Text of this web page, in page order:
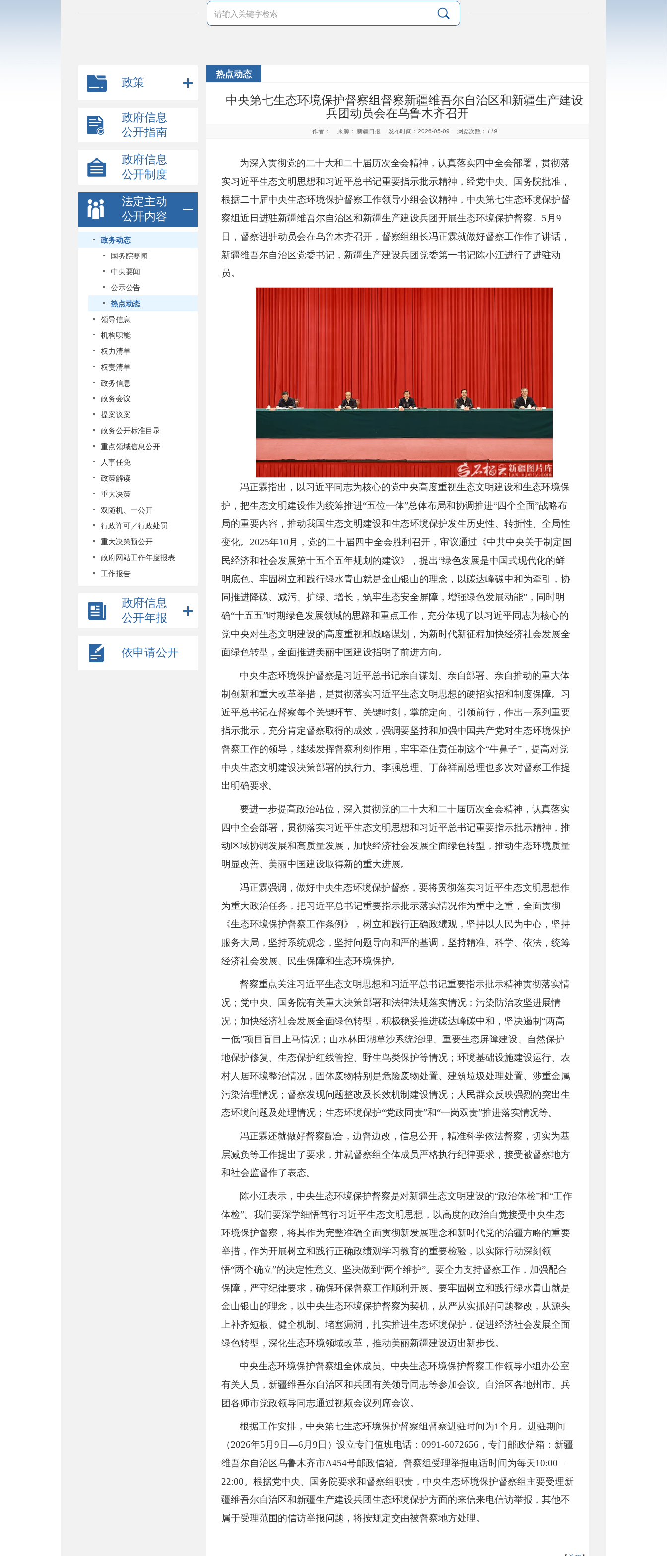
政策
政府信息
公开指南
政府信息
公开制度
法定主动
公开内容
政务动态
国务院要闻
中央要闻
公示公告
热点动态
领导信息
机构职能
权力清单
权责清单
政务信息
政务会议
提案议案
政务公开标准目录
重点领域信息公开
人事任免
政策解读
重大决策
双随机、一公开
行政许可／行政处罚
重大决策预公开
政府网站工作年度报表
工作报告
政府信息
公开年报
依申请公开
热点动态
中央第七生态环境保护督察组督察新疆维吾尔自治区和新疆生产建设
兵团动员会在乌鲁木齐召开
作者： 来源： 新疆日报 发布时间：2026-05-09 浏览次数： 119
为深入贯彻党的二十大和二十届历次全会精神，认真落实四中全会部署，贯彻落
实习近平生态文明思想和习近平总书记重要指示批示精神，经党中央、国务院批准，
根据二十届中央生态环境保护督察工作领导小组会议精神，中央第七生态环境保护督
察组近日进驻新疆维吾尔自治区和新疆生产建设兵团开展生态环境保护督察。5月9
日，督察进驻动员会在乌鲁木齐召开，督察组组长冯正霖就做好督察工作作了讲话，
新疆维吾尔自治区党委书记， 新疆生产建设兵团党委第一书记陈小江进行了进驻动
员。
冯正霖指出，以习近平同志为核心的党中央高度重视生态文明建设和生态环境保
护，把生态文明建设作为统筹推进“五位一体”总体布局和协调推进“四个全面”战略布
局的重要内容，推动我国生态文明建设和生态环境保护发生历史性、转折性、全局性
变化。2025年10月， 党的二十届四中全会胜利召开 ，审议通过《中共中央关于制定国
民经济和社会发展第十五个五年规划的建议》，提出“绿色发展是中国式现代化的鲜
明底色。牢固树立和践行绿水青山就是金山银山的理念，以碳达峰碳中和为牵引，协
同推进降碳、减污、扩绿、增长，筑牢生态安全屏障，增强绿色发展动能”，同时明
确“十五五”时期绿色发展领域的思路和重点工作，充分体现了以习近平同志为核心的
党中央对生态文明建设的高度重视和战略谋划，为新时代新征程加快经济社会发展全
面绿色转型，全面推进美丽中国建设指明了前进方向。
中央生态环境保护督察是习近平总书记亲自谋划、亲自部署、亲自推动的重大体
制创新和重大改革举措，是贯彻落实习近平生态文明思想的硬招实招和制度保障。习
近平总书记在督察每个关键环节、关键时刻，掌舵定向、引领前行，作出一系列重要
指示批示，充分肯定督察取得的成效，强调要坚持和加强中国共产党对生态环境保护
督察工作的领导，继续发挥督察利剑作用，牢牢牵住责任制这个“牛鼻子”，提高对党
中央生态文明建设决策部署的执行力。李强总理、丁薛祥副总理也多次对督察工作提
出明确要求。
要进一步提高政治站位，深入贯彻党的二十大和二十届历次全会精神，认真落实
四中全会部署，贯彻落实习近平生态文明思想和习近平总书记重要指示批示精神，推
动区域协调发展和高质量发展，加快经济社会发展全面绿色转型，推动生态环境质量
明显改善、美丽中国建设取得新的重大进展。
冯正霖强调，做好中央生态环境保护督察，要将贯彻落实习近平生态文明思想作
为重大政治任务，把习近平总书记重要指示批示落实情况作为重中之重，全面贯彻
《生态环境保护督察工作条例》，树立和践行正确政绩观，坚持以人民为中心，坚持
服务大局，坚持系统观念，坚持问题导向和严的基调，坚持精准、科学、依法，统筹
经济社会发展、民生保障和生态环境保护。
督察重点关注习近平生态文明思想和习近平总书记重要指示批示精神贯彻落实情
况；党中央、国务院有关重大决策部署和法律法规落实情况；污染防治攻坚进展情
况；加快经济社会发展全面绿色转型，积极稳妥推进碳达峰碳中和，坚决遏制“两高
一低”项目盲目上马情况；山水林田湖草沙系统治理、重要生态屏障建设、自然保护
地保护修复、生态保护红线管控、野生鸟类保护等情况；环境基础设施建设运行、农
村人居环境整治情况，固体废物特别是危险废物处置、建筑垃圾处理处置、涉重金属
污染治理情况；督察发现问题整改及长效机制建设情况；人民群众反映强烈的突出生
态环境问题及处理情况；生态环境保护“党政同责”和“一岗双责”推进落实情况等。
冯正霖还就做好督察配合，边督边改，信息公开，精准科学依法督察，切实为基
层减负等工作提出了要求，并就督察组全体成员严格执行纪律要求，接受被督察地方
和社会监督作了表态。
陈小江表示，中央生态环境保护督察是对新疆生态文明建设的“政治体检”和“工作
体检”。我们要深学细悟笃行习近平生态文明思想，以高度的政治自觉接受中央生态
环境保护督察，将其作为完整准确全面贯彻新发展理念和新时代党的治疆方略的重要
举措，作为开展树立和践行正确政绩观学习教育的重要检验，以实际行动深刻领
悟“两个确立”的决定性意义、坚决做到“两个维护”。要全力支持督察工作，加强配合
保障，严守纪律要求，确保环保督察工作顺利开展。要牢固树立和践行绿水青山就是
金山银山的理念 ，以中央生态环境保护督察为契机，从严从实抓好问题整改，从源头
上补齐短板、健全机制、堵塞漏洞，扎实推进生态环境保护，促进经济社会发展全面
绿色转型，深化生态环境领域改革，推动美丽新疆建设迈出新步伐。
中央生态环境保护督察组全体成员、中央生态环境保护督察工作领导小组办公室
有关人员，新疆维吾尔自治区和兵团有关领导同志等参加会议。自治区各地州市、兵
团各师市党政领导同志通过视频会议列席会议。
根据工作安排，中央第七生态环境保护督察组督察进驻时间为1个月。进驻期间
（2026年5月9日—6月9日）设立专门值班电话：0991-6072656，专门邮政信箱：新疆
维吾尔自治区乌鲁木齐市A454号邮政信箱。督察组受理举报电话时间为每天10:00—
22:00。根据党中央、国务院要求和督察组职责，中央生态环境保护督察组主要受理新
疆维吾尔自治区和新疆生产建设兵团生态环境保护方面的来信来电信访举报，其他不
属于受理范围的信访举报问题，将按规定交由被督察地方处理。